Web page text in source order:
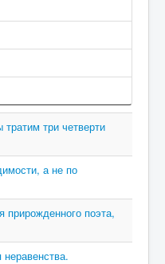
три четверти
а не по
поэта,